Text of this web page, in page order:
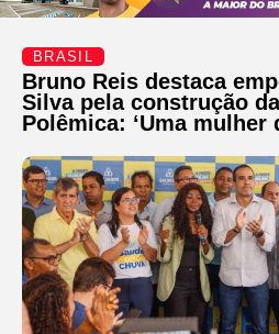
BRASIL
Bruno Reis destaca
Silva pela construção
Polêmica: ‘Uma mulher